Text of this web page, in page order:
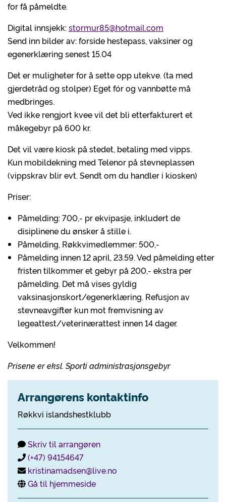
for få påmeldte.
Digital innsjekk:stormur85@hotmail.com
Send inn bilder av: forside hestepass, vaksiner og
egenerklæring senest 15.04
Det er muligheter for å sette opp utekve. (ta med
gjerdetråd og stolper) Eget fór og vannbøtte må
medbringes.
Ved ikke rengjort kvee vil det bli etterfakturert et
måkegebyr på 600 kr.
Det vil være kiosk på stedet, betaling med vipps.
Kun mobildekning med Telenor på stevneplassen
(vippskrav blir evt. Sendt om du handler i kiosken)
Priser:
Påmelding: 700,- pr ekvipasje, inkludert de
disiplinene du ønsker å stille i.
Påmelding, Røkkvimedlemmer: 500,-
Påmelding innen 12 april, 23.59. Ved påmelding etter
fristen tilkommer et gebyr på 200,- ekstra per
påmelding. Det må vises gyldig
vaksinasjonskort/egenerklæring. Refusjon av
stevneavgifter kun mot fremvisning av
legeattest/veterinærattest innen 14 dager.
Velkommen!
Prisene er eksl. Sporti administrasjonsgebyr
Arrangørens kontaktinfo
Røkkvi islandshestklubb
Skriv til arrangøren
(+47) 94154647
kristinamadsen@live.no
Gå til hjemmeside